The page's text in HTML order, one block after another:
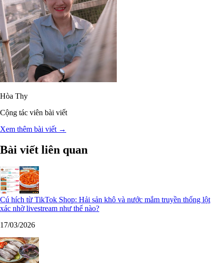
Hòa Thy
Cộng tác viên bài viết
Xem thêm bài viết →
Bài viết liên quan
Cú hích từ TikTok Shop: Hải sản khô và nước mắm truyền thống lột
xác nhờ livestream như thế nào?
17/03/2026